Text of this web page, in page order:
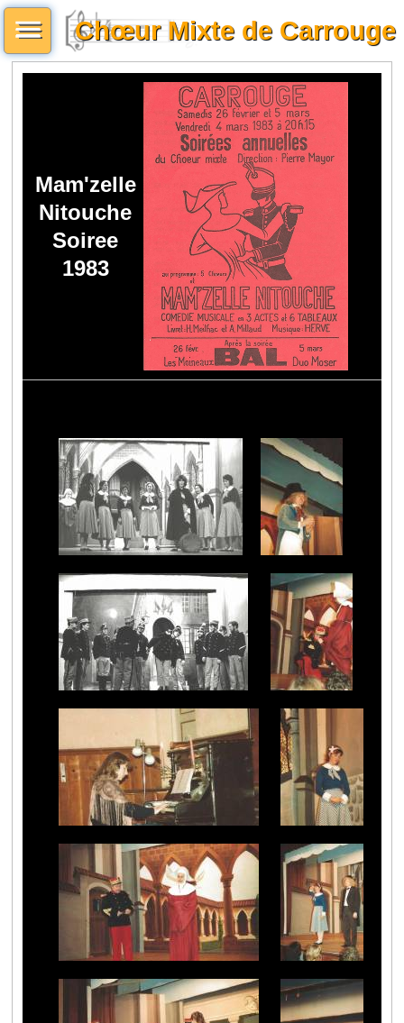
Chœur Mixte de Carrouge
Mam'zelle
Nitouche
Soiree
1983